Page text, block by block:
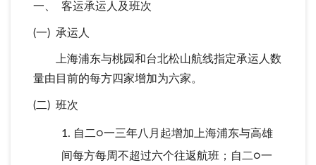
一、 客运承运人及班次
(一) 承运人
上海浦东与桃园和台北松山航线指定承运人数
量由目前的每方四家增加为六家。
(二) 班次
自二○一三年八月起增加上海浦东与高雄
间每方每周不超过六个往返航班；自二○一